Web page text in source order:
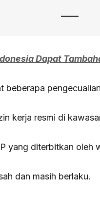
Dapat
beberapa
kerja resmi di
yang diterbitkan oleh
dan masih berlaku.